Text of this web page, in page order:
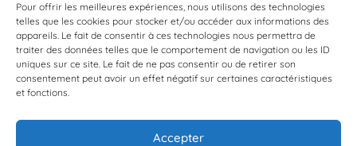
Pour offrir les meilleures expériences, nous utilisons des technologies
telles que les cookies pour stocker et/ou accéder aux informations des
appareils. Le fait de consentir à ces technologies nous permettra de
traiter des données telles que le comportement de navigation ou les ID
uniques sur ce site. Le fait de ne pas consentir ou de retirer son
consentement peut avoir un effet négatif sur certaines caractéristiques
et fonctions.
Accepter
À propos de BioLit
Vos données d'observation